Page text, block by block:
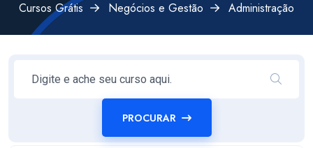
Cursos Grátis Negócios e Gestão Administração
PROCURAR